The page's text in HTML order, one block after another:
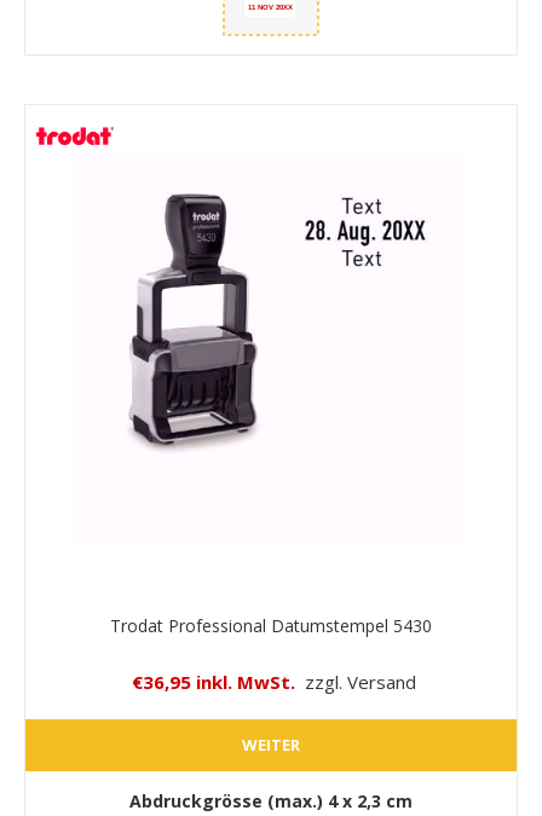
11 NOV 20XX
Trodat Professional Datumstempel 5430
€36,95 inkl. MwSt. zzgl. Versand
WEITER
Abdruckgrösse (max.) 4 x 2,3 cm